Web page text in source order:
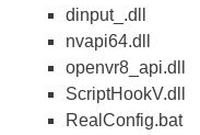
dinput_.dll
nvapi64.dll
openvr8_api.dll
ScriptHookV.dll
RealConfig.bat